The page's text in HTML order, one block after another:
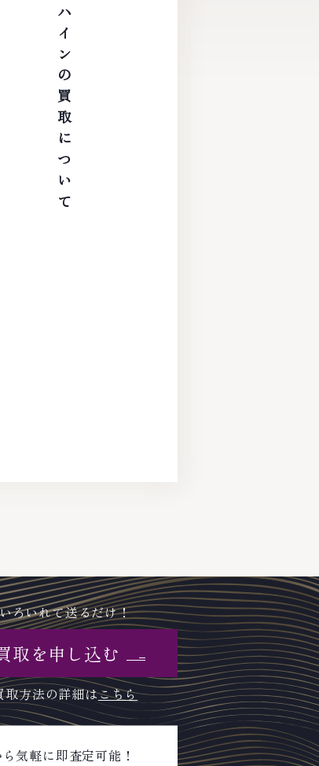
ハインの買取について
ろいれて送るだけ！
取を申し込む
取方法の詳細はこちら
気軽に即査定可能！